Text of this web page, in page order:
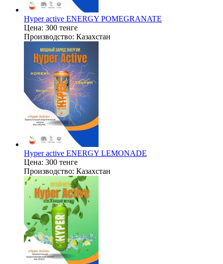
Hyper active ENERGY POMEGRANATE
Цена: 300 тенге
Производство: Казахстан
Hyper active ENERGY LEMONADE
Цена: 300 тенге
Производство: Казахстан